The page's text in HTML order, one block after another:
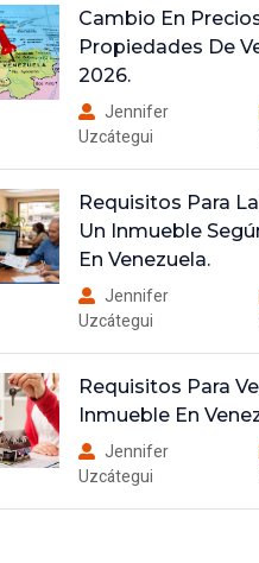
Cambio En
Propiedades De
2026.
Jennifer
Uzcátegui
Requisitos Para
Un Inmueble
En Venezuela.
Jennifer
Uzcátegui
Requisitos Para
Inmueble En
Jennifer
Uzcátegui